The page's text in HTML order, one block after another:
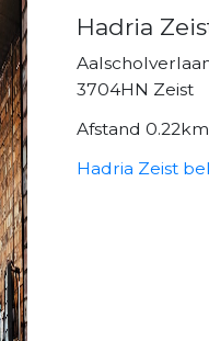
Hadria
3704HN Zeist
Afstand 0.22km
Hadria Zeist